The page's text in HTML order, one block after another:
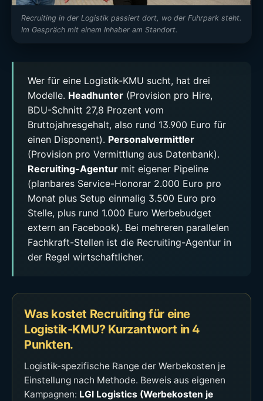
Recruiting in der Logistik passiert dort, wo der Fuhrpark steht.
Im Gespräch mit einem Inhaber am Standort.
Wer für eine Logistik-KMU sucht, hat drei
Modelle. Headhunter (Provision pro Hire,
BDU-Schnitt 27,8 Prozent vom
Bruttojahresgehalt, also rund 13.900 Euro für
einen Disponent). Personalvermittler
(Provision pro Vermittlung aus Datenbank).
Recruiting-Agentur mit eigener Pipeline
(planbares Service-Honorar 2.000 Euro pro
Monat plus Setup einmalig 3.500 Euro pro
Stelle, plus rund 1.000 Euro Werbebudget
extern an Facebook). Bei mehreren parallelen
Fachkraft-Stellen ist die Recruiting-Agentur in
der Regel wirtschaftlicher.
Was kostet Recruiting für eine
Logistik-KMU? Kurzantwort in 4
Punkten.
Logistik-spezifische Range der Werbekosten je
Einstellung nach Methode. Beweis aus eigenen
Kampagnen: LGI Logistics (Werbekosten je